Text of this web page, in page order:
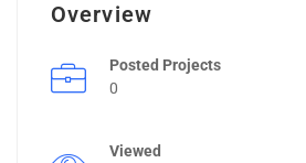
Overview
Posted Projects
0
Viewed